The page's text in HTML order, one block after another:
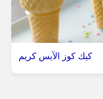
كيك كوز الآيس كريم